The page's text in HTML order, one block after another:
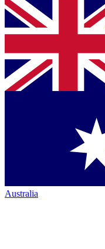
Australia